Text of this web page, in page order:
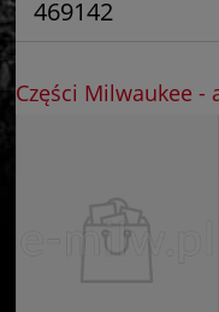
469142
Części Milwaukee -